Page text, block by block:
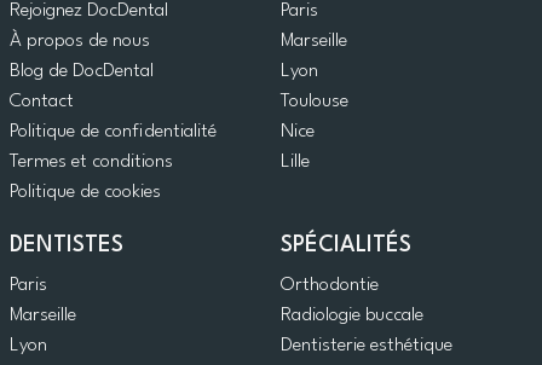
Rejoignez DocDental
À propos de nous
Blog de DocDental
Contact
Politique de confidentialité
Termes et conditions
Politique de cookies
Paris
Marseille
Lyon
Toulouse
Nice
Lille
DENTISTES
Paris
Marseille
Lyon
SPÉCIALITÉS
Orthodontie
Radiologie buccale
Dentisterie esthétique